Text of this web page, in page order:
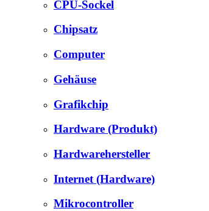
CPU-Sockel
Chipsatz
Computer
Gehäuse
Grafikchip
Hardware (Produkt)
Hardwarehersteller
Internet (Hardware)
Mikrocontroller